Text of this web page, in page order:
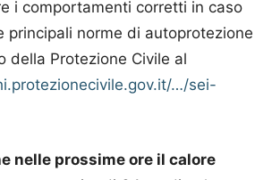
i comportamenti corretti in caso
principali norme di autoprotezione
della Protezione Civile al
…/sei-
nelle prossime ore il calore